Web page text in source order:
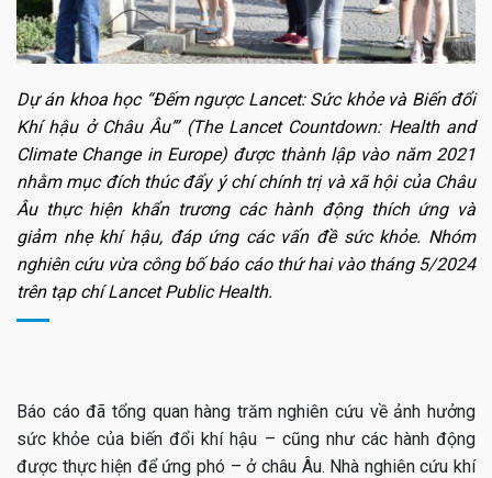
Dự án khoa học “Đếm ngược Lancet: Sức khỏe và Biến đổi
Khí hậu ở Châu Âu’” (The Lancet Countdown: Health and
Climate Change in Europe) được thành lập vào năm 2021
nhằm mục đích thúc đẩy ý chí chính trị và xã hội của Châu
Âu thực hiện khẩn trương các hành động thích ứng và
giảm nhẹ khí hậu, đáp ứng các vấn đề sức khỏe. Nhóm
nghiên cứu vừa công bố báo cáo thứ hai vào tháng 5/2024
trên tạp chí Lancet Public Health.
Báo cáo đã tổng quan hàng trăm nghiên cứu về ảnh hưởng
sức khỏe của biến đổi khí hậu – cũng như các hành động
được thực hiện để ứng phó – ở châu Âu. Nhà nghiên cứu khí